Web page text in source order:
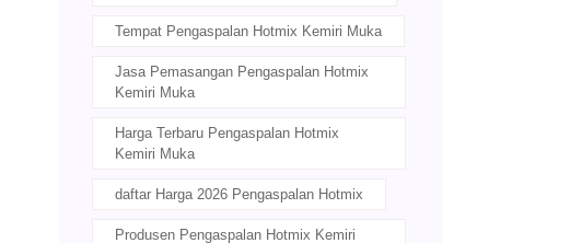
Tempat Pengaspalan Hotmix Kemiri Muka
Jasa Pemasangan Pengaspalan Hotmix
Kemiri Muka
Harga Terbaru Pengaspalan Hotmix
Kemiri Muka
daftar Harga 2026 Pengaspalan Hotmix
Produsen Pengaspalan Hotmix Kemiri